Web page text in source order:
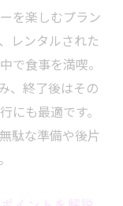
ー体験の楽し
らバーベキュ
適アウトドア
を楽しむプラン
レンタルされた
で食事を満喫。
、終了後はその
にも最適です。
駄な準備や後片